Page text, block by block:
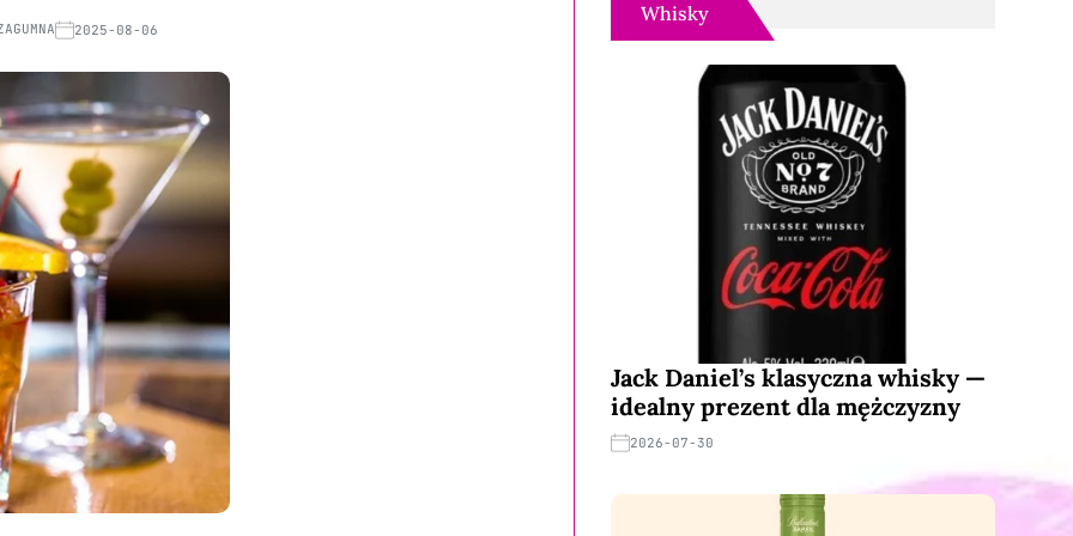
2025-08-06
Whisky
Jack Daniel’s klasyczna whisky —
idealny prezent dla mężczyzny
2026-07-30